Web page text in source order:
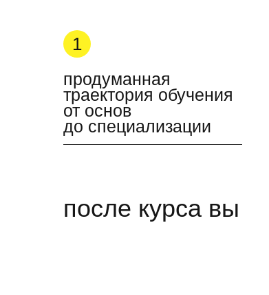
продуманная
траектория обучения
от основ
до специализации
1
после курса вы